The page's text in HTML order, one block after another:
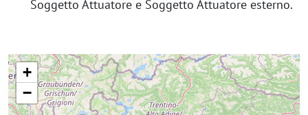
Soggetto Attuatore e Soggetto Attuatore esterno.
+
−